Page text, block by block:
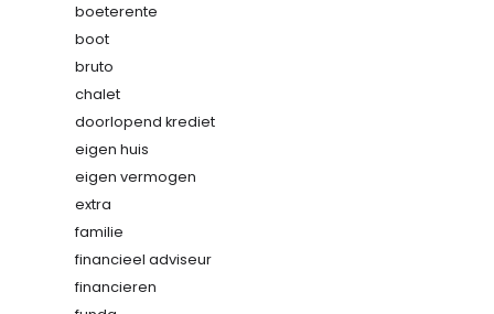
boeterente
boot
bruto
chalet
doorlopend krediet
eigen huis
eigen vermogen
extra
familie
financieel adviseur
financieren